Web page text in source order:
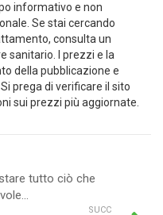
informativo e non
Se stai cercando
consulta un
sanitario. I prezzi e la
della pubblicazione e
prega di verificare il sito
sui prezzi più aggiornate.
tutto ciò che
SUCC